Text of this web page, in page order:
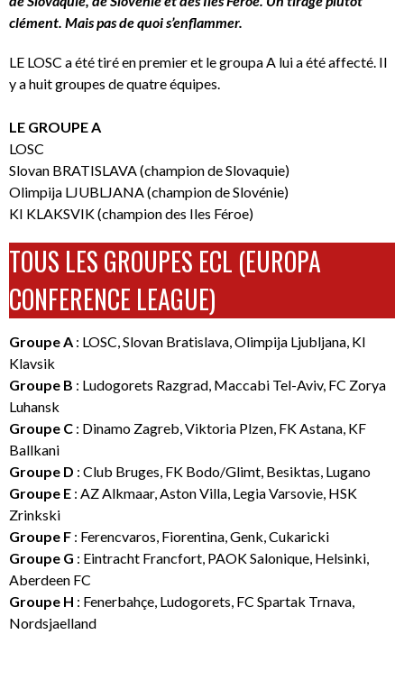
clément. Mais pas de quoi s’enflammer.
LE LOSC a été tiré en premier et le groupa A lui a été affecté. Il
y a huit groupes de quatre équipes.
LE GROUPE A
LOSC
Slovan BRATISLAVA (champion de Slovaquie)
Olimpija LJUBLJANA (champion de Slovénie)
KI KLAKSVIK (champion des Iles Féroe)
TOUS LES GROUPES ECL (EUROPA
CONFERENCE LEAGUE)
Groupe A : LOSC, Slovan Bratislava, Olimpija Ljubljana, KI
Klavsik
Groupe B : Ludogorets Razgrad, Maccabi Tel-Aviv, FC Zorya
Luhansk
Groupe C : Dinamo Zagreb, Viktoria Plzen, FK Astana, KF
Ballkani
Groupe D : Club Bruges, FK Bodo/Glimt, Besiktas, Lugano
Groupe E : AZ Alkmaar, Aston Villa, Legia Varsovie, HSK
Zrinkski
Groupe F : Ferencvaros, Fiorentina, Genk, Cukaricki
Groupe G : Eintracht Francfort, PAOK Salonique, Helsinki,
Aberdeen FC
Groupe H : Fenerbahçe, Ludogorets, FC Spartak Trnava,
Nordsjaelland